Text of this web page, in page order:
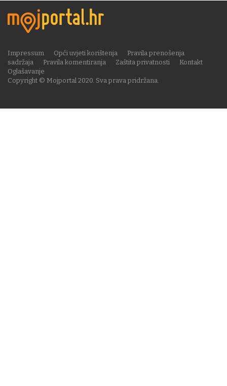
Copyright © Mojportal 2020. Sva prava pridržana.
Impressum Opći uvjeti korištenja
Pravila prenošenja
sadržaja
Pravila komentiranja Zaštita privatnosti
Kontakt
Oglašavanje